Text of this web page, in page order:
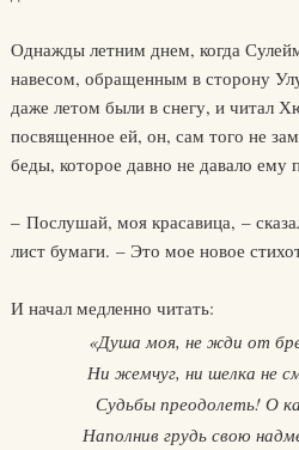
Однажды летним днем, когда
навесом, обращенным в сторону
даже летом были в снегу, и читал
посвященное ей, он, сам того не
беды, которое давно не давало ему
– Послушай, моя красавица, –
лист бумаги. – Это мое новое
И начал медленно читать:
«Душа моя, не жди от
Ни жемчуг, ни шелка не
Судьбы преодолеть! О
Наполнив грудь свою